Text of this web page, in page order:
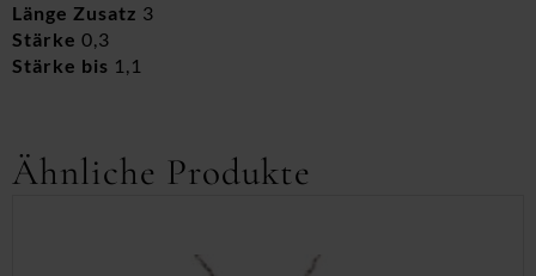
Länge Zusatz 3
Stärke 0,3
Stärke bis 1,1
Ähnliche Produkte